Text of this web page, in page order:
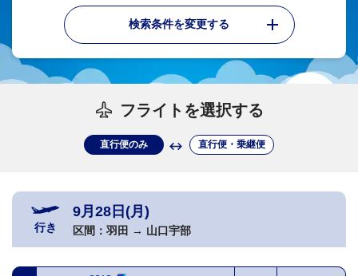
検索条件を変更する
フライトを選択する
直行便のみ 直行便・乗継便
行き
9月28日(月)
区間： 羽田 → 山口宇部